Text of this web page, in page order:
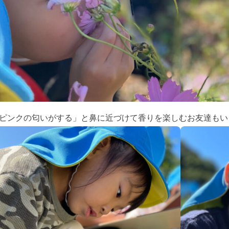
ンクの匂いがする」と鼻に近づけて香りを楽しむお友達も